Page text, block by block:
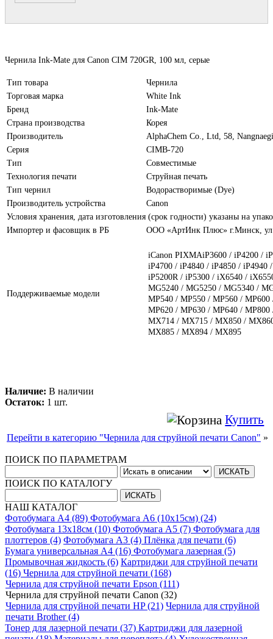
Чернила Ink-Mate для Canon CIM 720GR, 100 мл, серые
Тип товара
Чернила
Торговая марка
White Ink
Бренд
Ink-Mate
Страна производства
Корея
Производитель
AlphaChem Сo., Ltd, 58,
Серия
CIMB-720
Тип
Совместимые
Технология печати
Струйная печать
Тип чернил
Водорастворимые (Dye)
Производитель устройства
Canon
Условия хранения, дата изготовления (срок годности) указаны на
Импортер и фасовщик в РБ
ООО «АртИнк Плюс» г.Минск,
Поддерживаемые модели
iCanon PIXMAiP3600 / iP4200 /
iP4700 / iP4840 / iP4850 / iP4940
iP5200R / iP5300 / iX6540 /
MG5240 / MG5250 / MG5340 /
MP540 / MP550 / MP560 /
MP620 / MP630 / MP640 /
MX714 / MX715 / MX850 /
MX885 / MX894 / MX895
Наличие: В наличии
Остаток: 1 шт.
Купить
Перейти в категорию "Чернила для струйной печати Canon" »
ПОИСК ПО ПАРАМЕТРАМ
ПОИСК ПО КАТАЛОГУ
НАШ КАТАЛОГ
Фотобумага A4 (89) Фотобумага A6 (10х15см) (24)
Фотобумага 13х18см (10) Фотобумага A5 (7) Фотобумага для
плоттеров (4) Фотобумага A3 (4) Плёнка для печати (6)
Бумага универсальная A4 (16) Фотобумага лазерная (5)
Промывочная жидкость (6) Картриджи для струйной печати
(16) Чернила для струйной печати (168)
Чернила для струйной печати Epson (111)
Чернила для струйной печати Canon (32)
Чернила для струйной печати HP (21) Чернила для струйной
печати Brother (4)
Тонер для лазерной печати (37) Картриджи для лазерной